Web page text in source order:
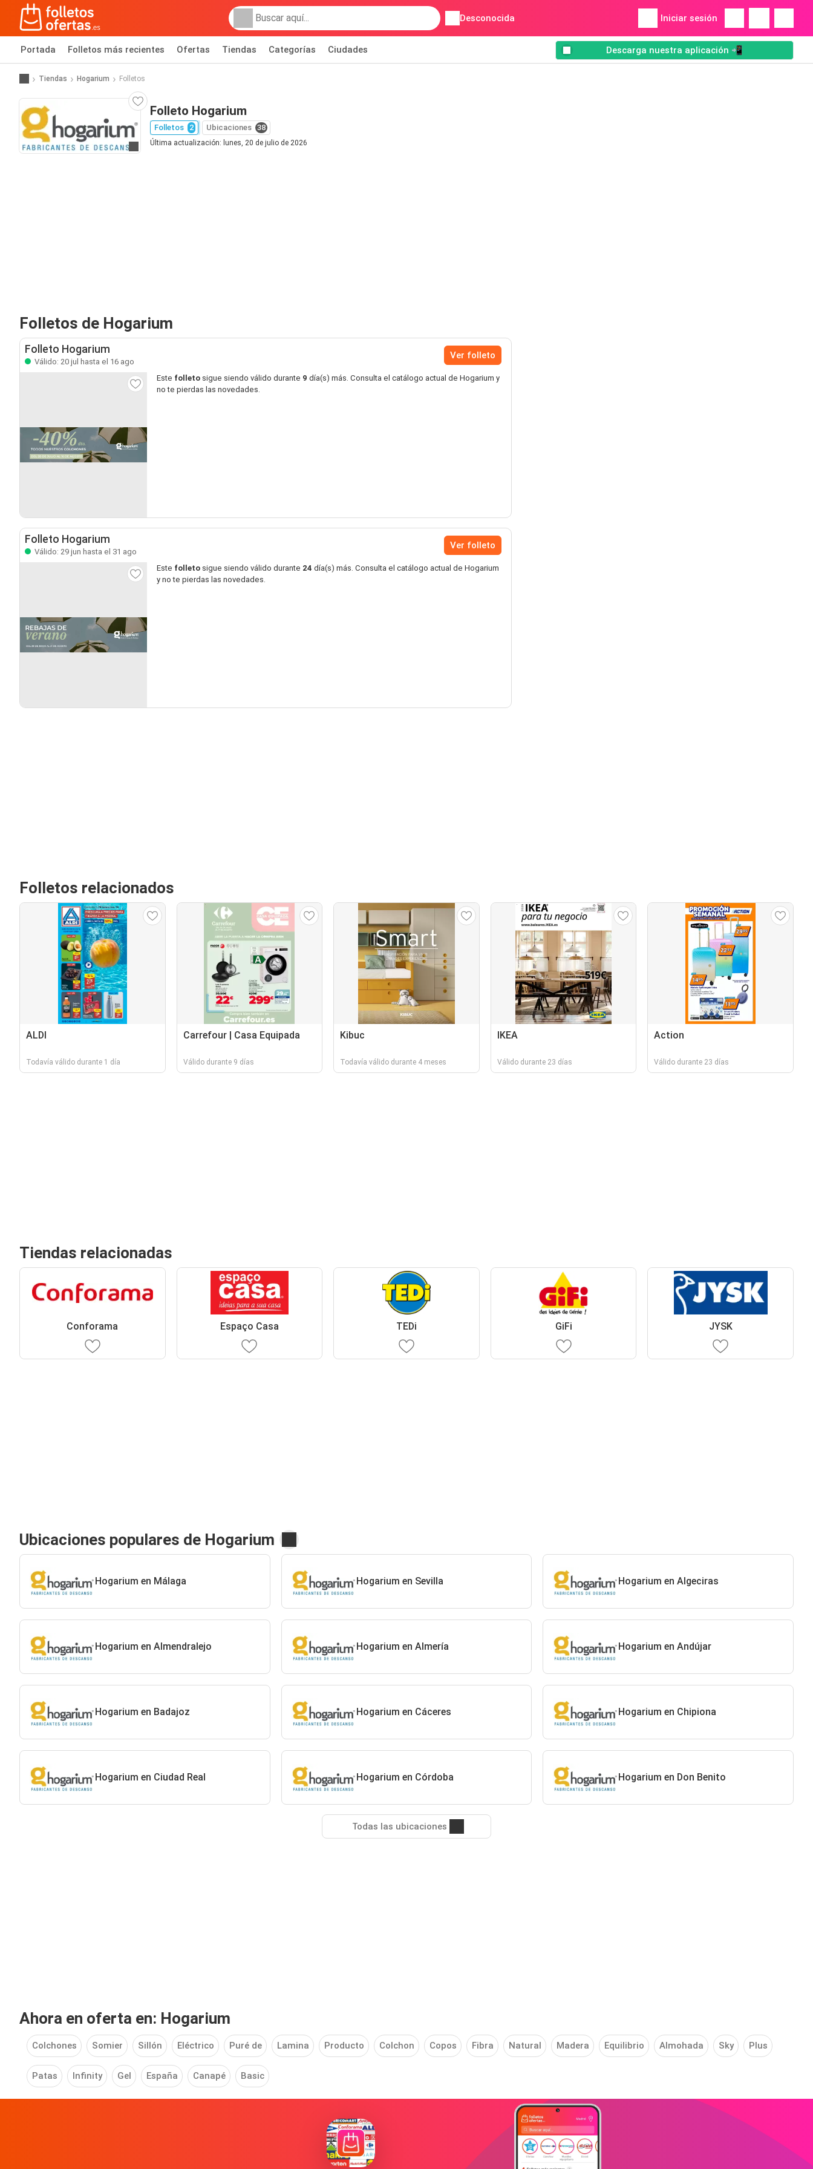
Desconocida Iniciar sesión
Portada Folletos más recientes Ofertas Tiendas Categorías Ciudades Descarga nuestra aplicación 📲
Tiendas Hogarium Folletos
Ir a la web
Folleto Hogarium
Folletos 2 Ubicaciones 38
Última actualización: lunes, 20 de julio de 2026
Folletos de Hogarium
Folleto Hogarium
Válido: 20 jul hasta el 16 ago
Ver folleto
Este folleto sigue siendo válido durante 9 día(s) más. Consulta el catálogo actual de Hogarium y
no te pierdas las novedades.
Folleto Hogarium
Válido: 29 jun hasta el 31 ago
Ver folleto
Este folleto sigue siendo válido durante 24 día(s) más. Consulta el catálogo actual de Hogarium
y no te pierdas las novedades.
Folletos relacionados
ALDI
Todavía válido durante 1 día
Carrefour | Casa Equipada
Válido durante 9 días
Kibuc
Todavía válido durante 4 meses
IKEA
Válido durante 23 días
Action
Válido durante 23 días
Tiendas relacionadas
Conforama Espaço Casa TEDi GiFi JYSK
Ubicaciones populares de Hogarium
Hogarium en Málaga Hogarium en Sevilla Hogarium en Algeciras
Hogarium en Almendralejo Hogarium en Almería Hogarium en Andújar
Hogarium en Badajoz Hogarium en Cáceres Hogarium en Chipiona
Hogarium en Ciudad Real Hogarium en Córdoba Hogarium en Don Benito
Todas las ubicaciones
Ahora en oferta en: Hogarium
Colchones Somier Sillón Eléctrico Puré de Lamina Producto Colchon Copos Fibra Natural Madera Equilibrio Almohada Sky Plus
Patas Infinity Gel España Canapé Basic